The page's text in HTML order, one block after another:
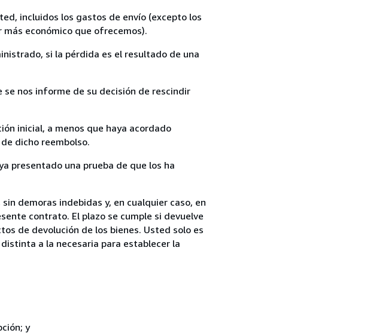
incluidos los gastos de envío (excepto los
económico que ofrecemos).
si la pérdida es el resultado de una
nos informe de su decisión de rescindir
inicial, a menos que haya acordado
dicho reembolso.
presentado una prueba de que los ha
demoras indebidas y, en cualquier caso, en
contrato. El plazo se cumple si devuelve
de devolución de los bienes. Usted solo es
a la necesaria para establecer la
y